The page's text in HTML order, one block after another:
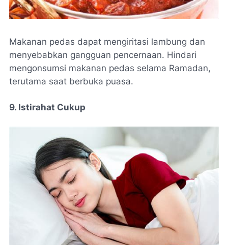
Makanan pedas dapat mengiritasi lambung dan
menyebabkan gangguan pencernaan. Hindari
mengonsumsi makanan pedas selama Ramadan,
terutama saat berbuka puasa.
9. Istirahat Cukup